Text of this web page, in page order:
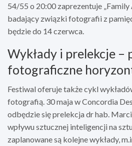
54/55 o 20:00 zaprezentuje „Family
badający związki fotografii z
będzie do 14 czerwca.
Wykłady i prelekcje –
fotograficzne
Festiwal oferuje także cykl
fotografią. 30 maja w Concordia
odbędzie się prelekcja dr hab.
wpływu sztucznej inteligencji na
zaplanowane są kolejne wykłady,